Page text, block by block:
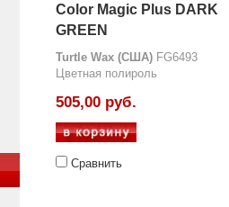
Color Magic Plus DARK
GREEN
Turtle Wax (США) FG6493
Цветная полироль
505,00 руб.
Сравнить